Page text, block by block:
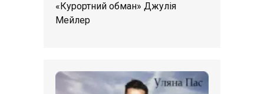
«Курортний обман» Джулія
Мейлер